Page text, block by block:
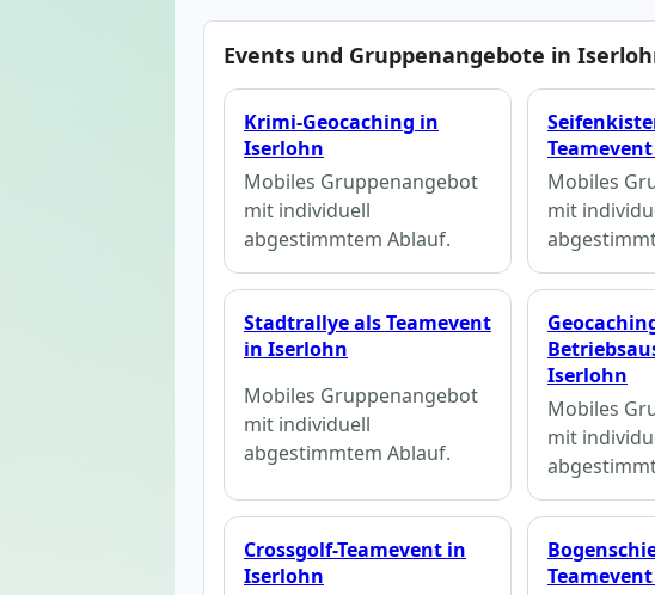
Events und Gruppenangebote in
Krimi-Geocaching in
Iserlohn
Mobiles Gruppenangebot
mit individuell
abgestimmtem Ablauf.
Mobiles
mit
Stadtrallye als Teamevent
in Iserlohn
Mobiles Gruppenangebot
mit individuell
abgestimmtem Ablauf.
Iserlohn
Mobiles
mit
Crossgolf-Teamevent in
Iserlohn